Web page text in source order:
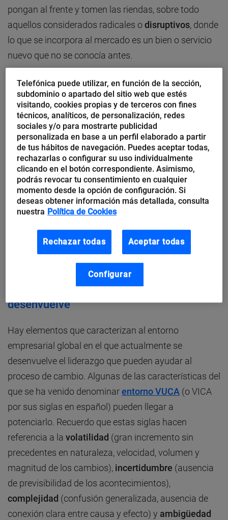
pongan al frente y tomen las riendas, sobre todo
aquellos considerados radicales odisruptivos, donde
lo que se incorpora al mercado es un bien o servicio
nuevo que no se conocía antes.
Un líder que se oriente a la innovación, a buen seguro,
habrá de introducir unanueva mentalidad y medidas
diferentes en el modo de dirigir, gestionar y llevar a
cabo el trabajo, lo cual será más difícil de conseguir
en aquellas empresas poco acostumbradas al
cambio. Habrá de ser capaz de crear un entorno
empresarial donde otras personas apliquen el
pensamiento innovador para resolver problemas
desarrollar nuevos bienes y servicios, es decir, habrá
compartida.
desenvuelve
Hay elementos que caracterizan al entorno
empresarial global en el que actualmente se
desenvuelve el liderazgo que pueden ayudar al
proceso de cambio. Algunas de las características del
que se ha venido denominarentorno VUCA (o VICA
por sus siglas en español) pueden llegar a
potenciarlo. Recuerdo que estas siglas hacen
referencia a la volatilidad (gran incremento sin
precedentes en naturaleza, velocidad, volumen y
magnitud de los cambios), incertidumbre (ausencia
de previsibilidad de los acontecimientos),
complejidad (confusión generalizada, ausencia de
conexión clara entre causa y efecto) y ambigüedad
Telefónica puede utilizar, en función de la sección,
subdominio o apartado del sitio web que estés
visitando, cookies propias y de terceros con fines
técnicos, analíticos, de personalización, redes
sociales y/o para mostrarte publicidad
personalizada en base a un perfil elaborado a partir
de tus hábitos de navegación. Puedes aceptar todas,
rechazarlas o configurar su uso individualmente
clicando en el botón correspondiente. Asimismo,
podrás revocar tu consentimiento en cualquier
momento desde la opción de configuración. Si
deseas obtener información más detallada, consulta
nuestra Política de Cookies
Rechazar todas Aceptar todas
Configurar